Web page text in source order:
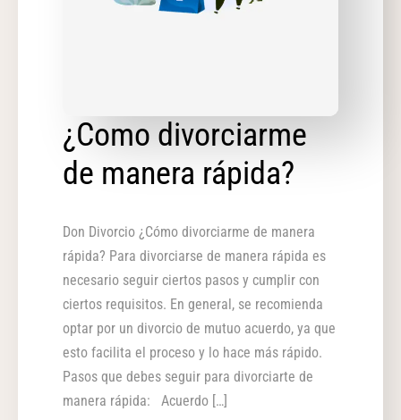
¿Como divorciarme
de manera rápida?
Don Divorcio ¿Cómo divorciarme de manera
rápida? Para divorciarse de manera rápida es
necesario seguir ciertos pasos y cumplir con
ciertos requisitos. En general, se recomienda
optar por un divorcio de mutuo acuerdo, ya que
esto facilita el proceso y lo hace más rápido.
Pasos que debes seguir para divorciarte de
manera rápida: Acuerdo […]